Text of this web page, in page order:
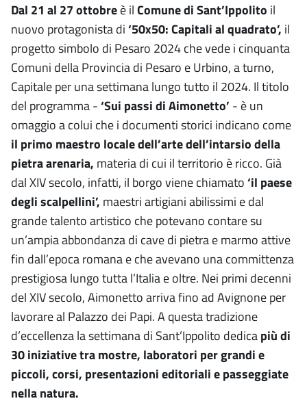
Dal 21 al 27 ottobreè ilComune di Sant’Ippolito il
nuovo protagonista di‘50x50: Capitali al quadrato’, il
progetto simbolo di Pesaro 2024 che vede i cinquanta
Comuni della Provincia di Pesaro e Urbino, a turno,
Capitale per una settimana lungo tutto il 2024. Il titolo
del programma -‘Sui passi di Aimonetto’ - è un
omaggio a colui che i documenti storici indicano come
il primo maestro locale dell’arte dell’intarsio della
pietra arenaria, materia di cui il territorio è ricco. Già
dal XIV secolo, infatti, il borgo viene chiamato‘il paese
degli scalpellini’, maestri artigiani abilissimi e dal
grande talento artistico che potevano contare su
un’ampia abbondanza di cave di pietra e marmo attive
fin dall’epoca romana e che avevano una committenza
prestigiosa lungo tutta l’Italia e oltre. Nei primi decenni
del XIV secolo, Aimonetto arriva fino ad Avignone per
lavorare al Palazzo dei Papi. A questa tradizione
d’eccellenza la settimana di Sant’Ippolito dedicapiù di
30 iniziative tra mostre, laboratori per grandi e
piccoli, corsi, presentazioni editoriali e passeggiate
nella natura.